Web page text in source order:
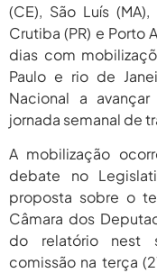
(CE), São Luís
Crutiba (PR) e Porto
dias com
Paulo e rio de
Nacional a
jornada semanal de
A mobilização
debate no
proposta sobre o
Câmara dos
do relatório nest
comissão na terça